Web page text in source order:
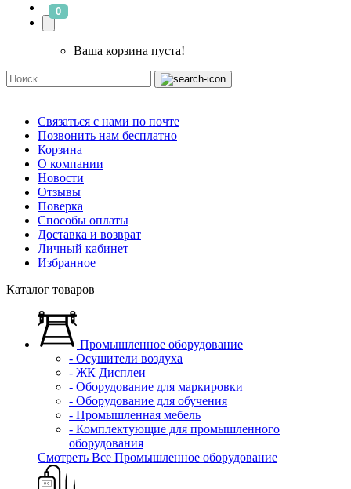
0
Ваша корзина пуста!
Связаться с нами по почте
Позвонить нам бесплатно
Корзина
О компании
Новости
Отзывы
Поверка
Способы оплаты
Доставка и возврат
Личный кабинет
Избранное
Каталог товаров
Промышленное оборудование
- Осушители воздуха
- ЖК Дисплеи
- Оборудование для маркировки
- Оборудование для обучения
- Промышленная мебель
- Комплектующие для промышленного
оборудования
Смотреть Все Промышленное оборудование